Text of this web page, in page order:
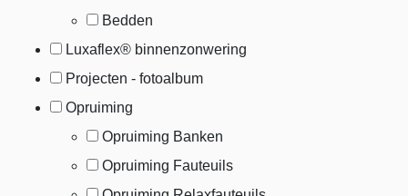
Bedden
Luxaflex® binnenzonwering
Projecten - fotoalbum
Opruiming
Opruiming Banken
Opruiming Fauteuils